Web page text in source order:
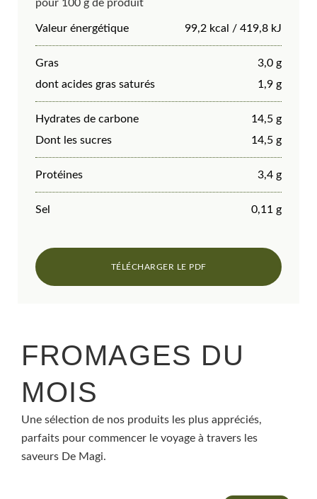
pour 100 g de produit
Valeur énergétique 99,2 kcal / 419,8 kJ
Gras
3,0 g
dont acides gras saturés
1,9 g
Hydrates de carbone
14,5 g
Dont les sucres
14,5 g
Protéines 3,4 g
Sel 0,11 g
FROMAGES DU
MOIS
Une sélection de nos produits les plus appréciés,
parfaits pour commencer le voyage à travers les
saveurs De Magi.